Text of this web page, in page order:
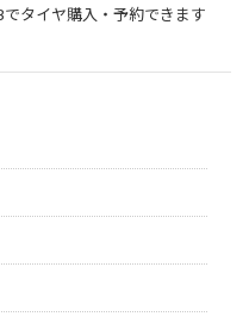
タイヤ購入・予約できます